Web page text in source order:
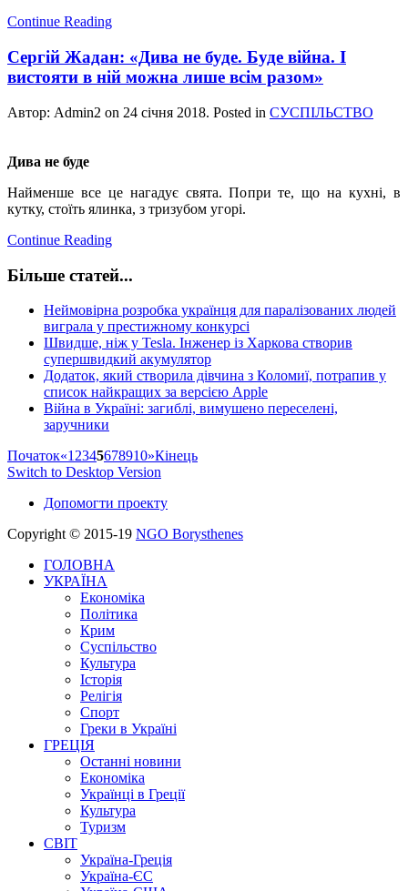
Continue Reading
Сергій Жадан: «Дива не буде. Буде війна. І
вистояти в ній можна лише всім разом»
Автор: Admin2 on 24 січня 2018. Posted in СУСПІЛЬСТВО
Дива не буде
Найменше все це нагадує свята. Попри те, що на кухні, в
кутку, стоїть ялинка, з тризубом угорі.
Continue Reading
Більше статей...
Неймовірна розробка українця для паралізованих людей
виграла у престижному конкурсі
Швидше, ніж у Tesla. Інженер із Харкова створив
супершвидкий акумулятор
Додаток, який створила дівчина з Коломиї, потрапив у
список найкращих за версією Apple
Війна в Україні: загиблі, вимушено переселені,
заручники
Початок«1 2345678910»Кінець
Switch to Desktop Version
Допомогти проекту
Copyright © 2015-19 NGO Borysthenes
ГОЛОВНА
УКРАЇНА
Економіка
Політика
Крим
Суспільство
Культура
Історія
Релігія
Спорт
Греки в Україні
ГРЕЦІЯ
Останні новини
Економіка
Українці в Греції
Культура
Туризм
СВІТ
Україна-Греція
Україна-ЄС